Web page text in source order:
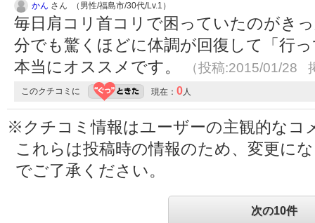
かん さん （男性/福島市/30代/Lv.1）
毎日肩コリ首コリで困っていたのがき
分でも驚くほどに体調が回復して「行
本当にオススメです。
（投稿:2015/01/28
このクチコミに 現在： 0人
※クチコミ情報はユーザーの主観的なコ
これらは投稿時の情報のため、変更に
でご了承ください。
次の10件